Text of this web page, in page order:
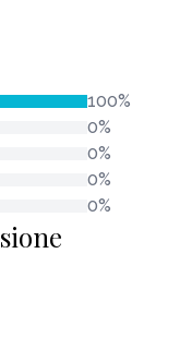
100%
0%
0%
0%
0%